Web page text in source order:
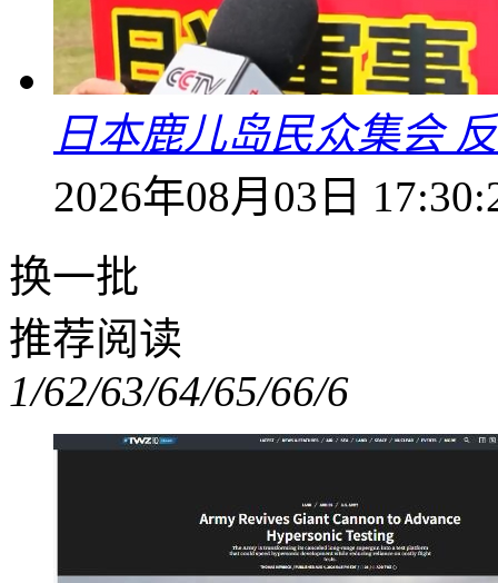
日本鹿儿岛民众集会
2026年08月03日
换一批
推荐阅读
1/62/63/64/65/66/6